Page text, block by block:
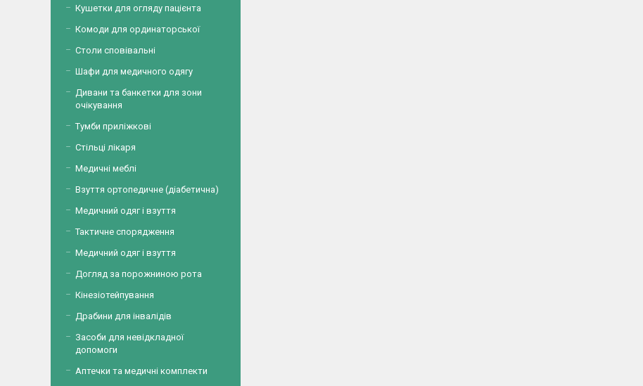
Кушетки для огляду пацієнта
Комоди для ординаторської
Столи сповівальні
Шафи для медичного одягу
Дивани та банкетки для зони
очікування
Тумби приліжкові
Стільці лікаря
Медичні меблі
Взуття ортопедичне (діабетична)
Медичний одяг і взуття
Тактичне спорядження
Медичний одяг і взуття
Догляд за порожниною рота
Кінезіотейпування
Драбини для інвалідів
Засоби для невідкладної
допомоги
Аптечки та медичні комплекти